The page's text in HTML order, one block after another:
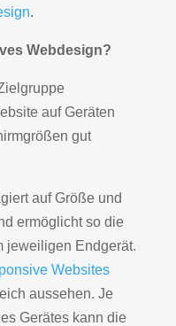
.
Webdesign?
auf Geräten
gut
auf Größe und
ermöglicht so die
jeweiligen Endgerät.
Websites
aussehen. Je
Gerätes kann die